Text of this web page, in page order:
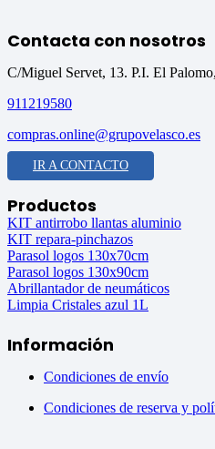
Contacta con nosotros
C/Miguel Servet, 13. P.I. El
911219580
compras.online@grupovelasco.es
IR A CONTACTO
Productos
KIT antirrobo llantas aluminio
KIT repara-pinchazos
Parasol logos 130x70cm
Parasol logos 130x90cm
Abrillantador de neumáticos
Limpia Cristales azul 1L
Información
Condiciones de envío
Condiciones de reserva y